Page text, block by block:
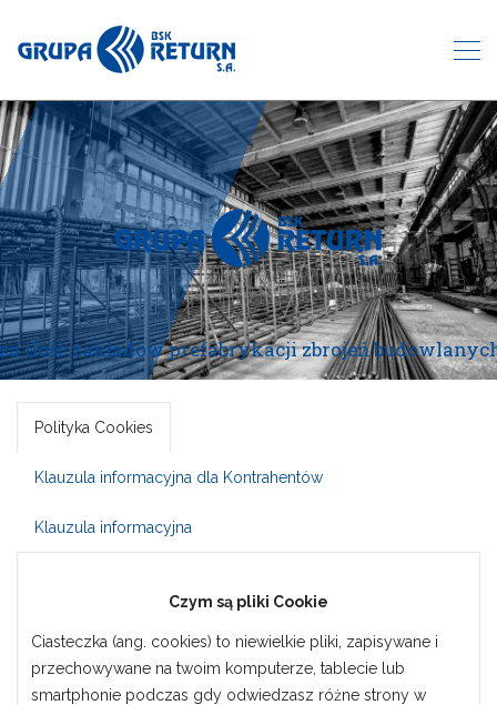
ilość zakładów prefabrykacji zbrojeń
Polityka Cookies
Klauzula informacyjna dla Kontrahentów
Klauzula informacyjna
Czym są pliki Cookie
Ciasteczka (ang. cookies) to niewielkie pliki, zapisywane i
przechowywane na twoim komputerze, tablecie lub
smartphonie podczas gdy odwiedzasz różne strony w